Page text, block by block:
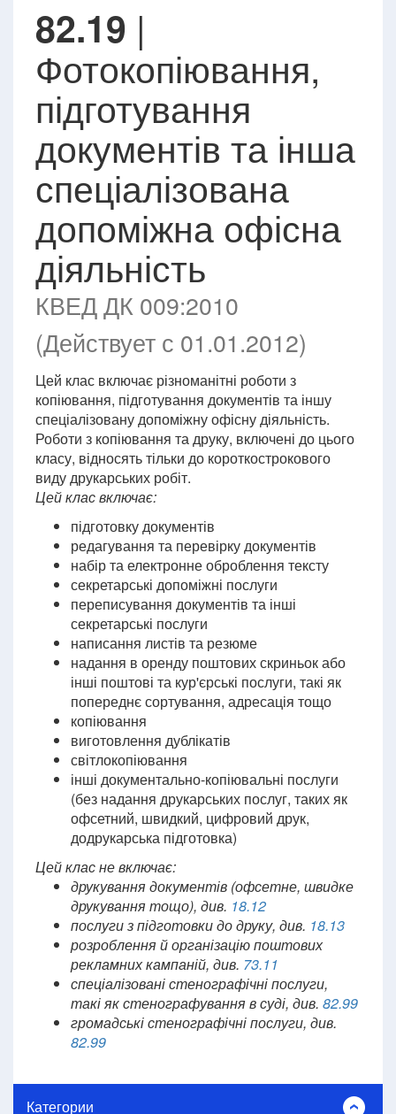
82.19 |
Фотокопіювання,
підготування
документів та інша
спеціалізована
допоміжна офісна
діяльність
КВЕД ДК 009:2010
(Действует с 01.01.2012)
Цей клас включає різноманітні роботи з
копіювання, підготування документів та іншу
спеціалізовану допоміжну офісну діяльність.
Роботи з копіювання та друку, включені до цього
класу, відносять тільки до короткострокового
виду друкарських робіт.
Цей клас включає:
підготовку документів
редагування та перевірку документів
набір та електронне оброблення тексту
секретарські допоміжні послуги
переписування документів та інші
секретарські послуги
написання листів та резюме
надання в оренду поштових скриньок або
інші поштові та кур'єрські послуги, такі як
попереднє сортування, адресація тощо
копіювання
виготовлення дублікатів
світлокопіювання
інші документально-копіювальні послуги
(без надання друкарських послуг, таких як
офсетний, швидкий, цифровий друк,
додрукарська підготовка)
Цей клас не включає:
друкування документів (офсетне, швидке
друкування тощо), див. 18.12
послуги з підготовки до друку, див. 18.13
розроблення й організацію поштових
рекламних кампаній, див. 73.11
спеціалізовані стенографічні послуги,
такі як стенографування в суді, див. 82.99
громадські стенографічні послуги, див.
82.99
Категории